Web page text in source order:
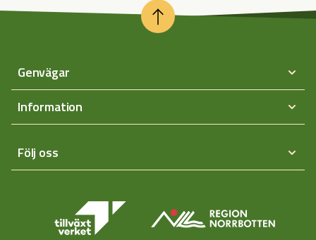
Genvägar
Information
Följ oss